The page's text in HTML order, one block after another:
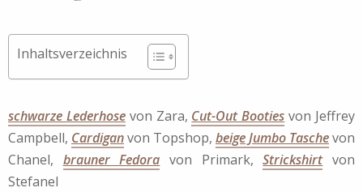
Inhaltsverzeichnis
schwarze Lederhosevon Zara, Cut-Out Booties von Jeffrey
Campbell, Cardiganvon Topshop, beige Jumbo Taschevon
Chanel, brauner Fedora von Primark,Strickshirtvon
Stefanel